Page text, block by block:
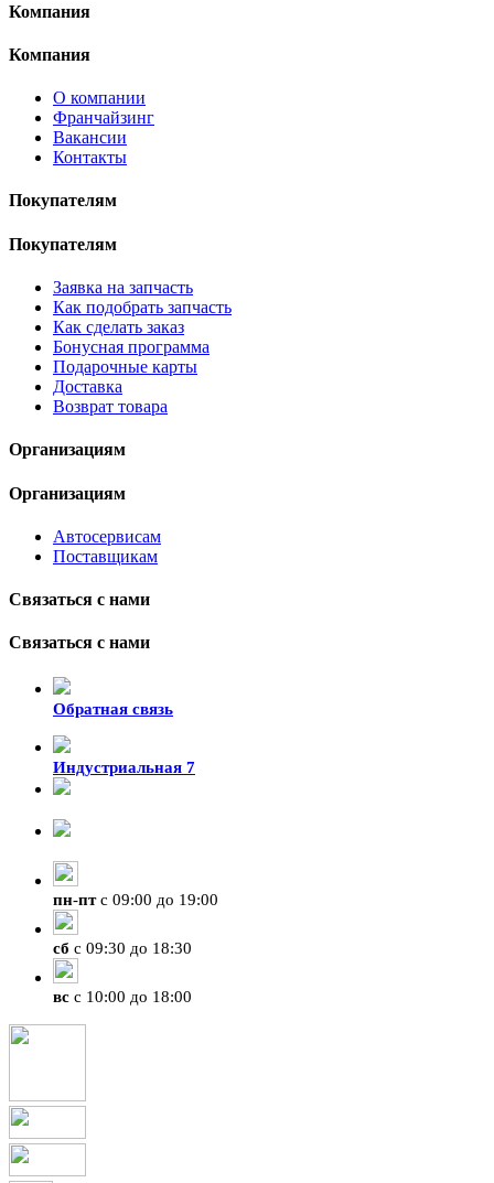
Компания
Компания
О компании
Франчайзинг
Вакансии
Контакты
Покупателям
Покупателям
Заявка на запчасть
Как подобрать запчасть
Как сделать заказ
Бонусная программа
Подарочные карты
Доставка
Возврат товара
Организациям
Организациям
Автосервисам
Поставщикам
Связаться с нами
Связаться с нами
Обратная связь
Индустриальная 7
пн-птс 09:00 до 19:00
сб с 09:30 до 18:30
вс с 10:00 до 18:00